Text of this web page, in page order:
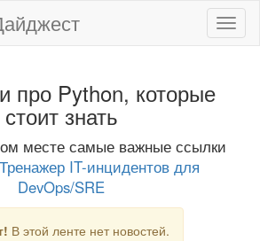
про Python, которые
стоит знать
месте самые важные ссылки
Тренажер IT-инцидентов для
DevOps/SRE
В этой ленте нет новостей.